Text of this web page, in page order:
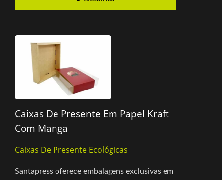
Caixas De Presente Em Papel Kraft
Com Manga
Caixas De Presente Ecológicas
Santapress oferece embalagens exclusivas em